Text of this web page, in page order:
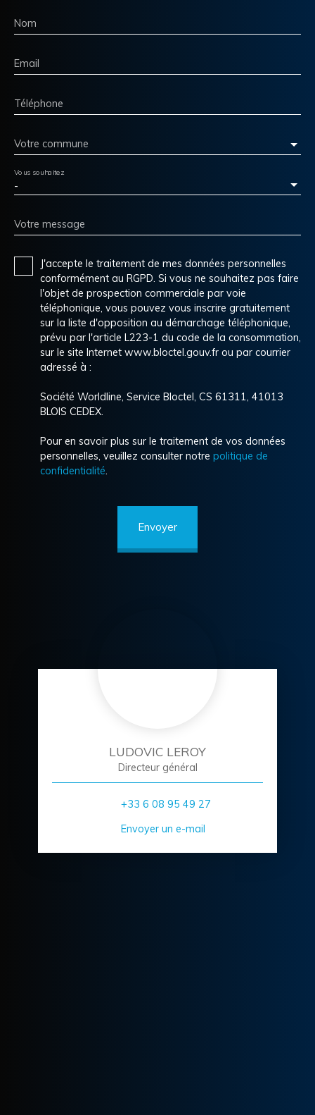
Nom
Email
Téléphone
Votre commune
-
Vous souhaitez
Votre message
J'accepte le traitement de mes données personnelles
conformément au RGPD. Si vous ne souhaitez pas faire
l'objet de prospection commerciale par voie
téléphonique, vous pouvez vous inscrire gratuitement
sur la liste d'opposition au démarchage téléphonique,
prévu par l'article L223-1 du code de la consommation,
sur le site Internet www.bloctel.gouv.fr ou par courrier
adressé à :
Société Worldline, Service Bloctel, CS 61311, 41013
BLOIS CEDEX.
Pour en savoir plus sur le traitement de vos données
personnelles, veuillez consulter notre politique de
confidentialité.
Envoyer
LUDOVIC LEROY
Directeur général
+33 6 08 95 49 27
Envoyer un e-mail